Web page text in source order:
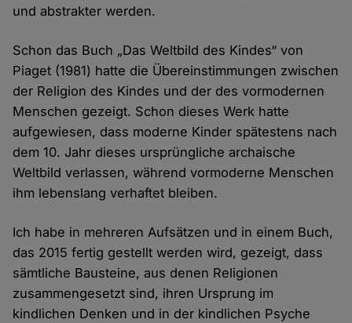
und abstrakter werden.
Schon das Buch „Das Weltbild des Kindes“ von
Piaget (1981) hatte die Übereinstimmungen zwischen
der Religion des Kindes und der des vormodernen
Menschen gezeigt. Schon dieses Werk hatte
aufgewiesen, dass moderne Kinder spätestens nach
dem 10. Jahr dieses ursprüngliche archaische
Weltbild verlassen, während vormoderne Menschen
ihm lebenslang verhaftet bleiben.
Ich habe in mehreren Aufsätzen und in einem Buch,
das 2015 fertig gestellt werden wird, gezeigt, dass
sämtliche Bausteine, aus denen Religionen
zusammengesetzt sind, ihren Ursprung im
kindlichen Denken und in der kindlichen Psyche